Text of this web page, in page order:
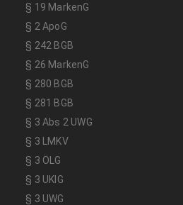
§ 19 MarkenG
§ 2 ApoG
§ 242 BGB
§ 26 MarkenG
§ 280 BGB
§ 281 BGB
§ 3 Abs 2 UWG
§ 3 LMKV
§ 3 ÖLG
§ 3 UKlG
§ 3 UWG